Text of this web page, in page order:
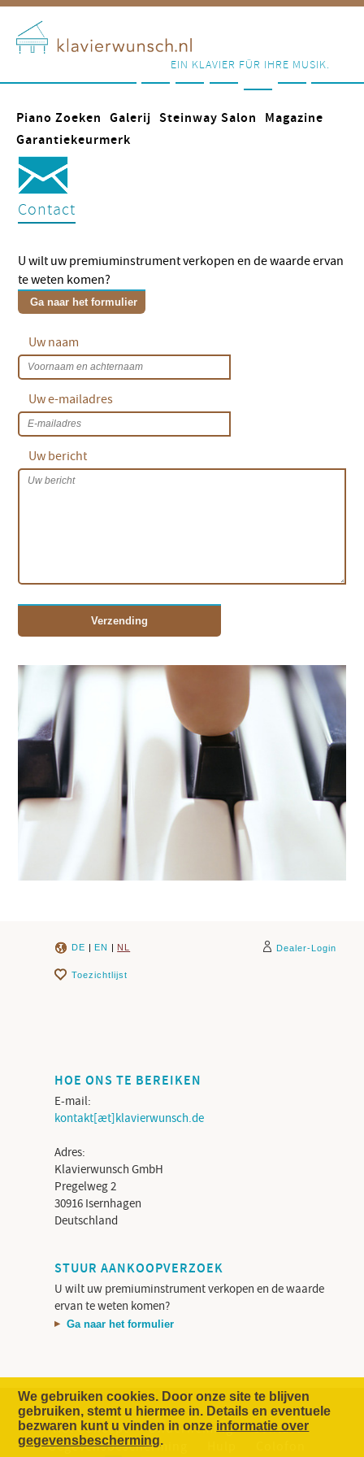
EIN KLAVIER FÜR IHRE MUSIK.
Piano Zoeken Galerij Steinway Salon
Magazine
Garantiekeurmerk
Contact
U wilt uw premiuminstrument verkopen en de waarde ervan
te weten komen?
Ga naar het formulier
Uw naam
Uw e-mailadres
Uw bericht
Verzending
DE EN NL Dealer-Login
Toezichtlijst
HOE ONS TE BEREIKEN
E-mail:
kontakt[æt]klavierwunsch.de
Adres:
Klavierwunsch GmbH
Pregelweg 2
30916 Isernhagen
Deutschland
STUUR AANKOOPVERZOEK
U wilt uw premiuminstrument verkopen en de waarde
ervan te weten komen?
Ga naar het formulier
Het Concept Onderneming
Contact
Gegevensbescherming
We gebruiken cookies. Door onze site te blijven
gebruiken, stemt u hiermee in. Details en eventuele
bezwaren kunt u vinden in onze informatie over
gegevensbescherming.